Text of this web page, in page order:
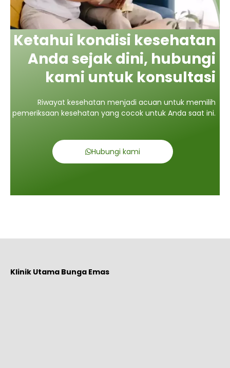
Ketahui kondisi kesehatan
Anda sejak dini, hubungi
kami untuk konsultasi
Riwayat kesehatan menjadi acuan untuk memilih
pemeriksaan kesehatan yang cocok untuk Anda saat ini.
Hubungi kami
Klinik Utama Bunga Emas